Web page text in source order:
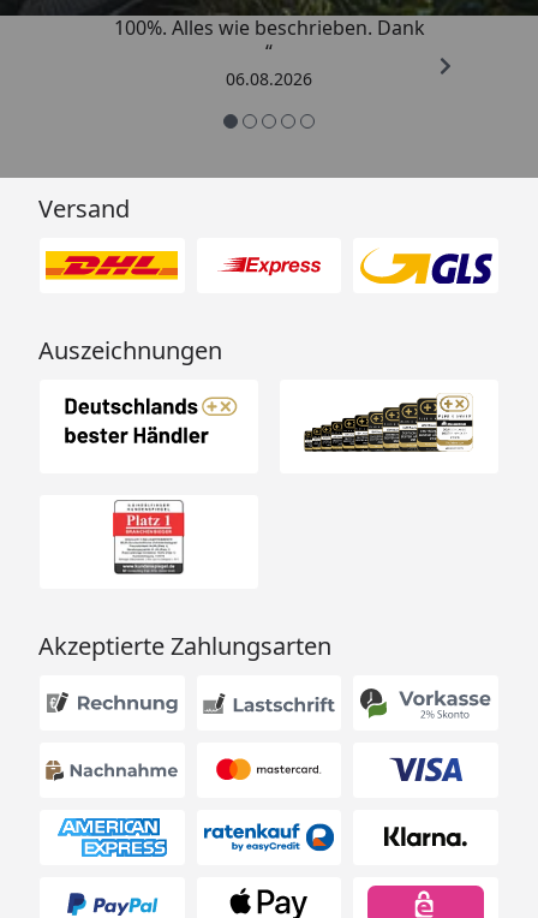
100%. Alles wie beschrieben. Dank
“
06.08.2026
Versand
Auszeichnungen
Akzeptierte Zahlungsarten